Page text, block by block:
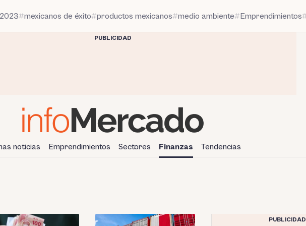
mexicanos de éxito productos mexicanos medio ambiente Emprendimientos
PUBLICIDAD
noticias Emprendimientos Sectores Finanzas Tendencias
PUBLICIDAD